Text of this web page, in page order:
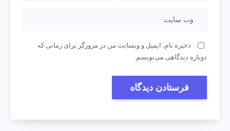
ذخیره نام، ایمیل و وبسایت من در مرورگر برای زمانی که
دوباره دیدگاهی می‌نویسم.